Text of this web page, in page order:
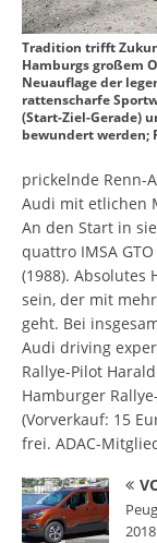
Tradition trifft
Hamburgs großem
Neuauflage der
rattenscharfe
(Start-Ziel-Gerade)
bewundert werden;
prickelnde Renn-
Audi mit etlichen
An den Start in
quattro IMSA
(1988). Absolutes
sein, der mit
geht. Bei
Audi driving
Rallye-Pilot
Hamburger
(Vorverkauf: 15
frei. ADAC-
2018